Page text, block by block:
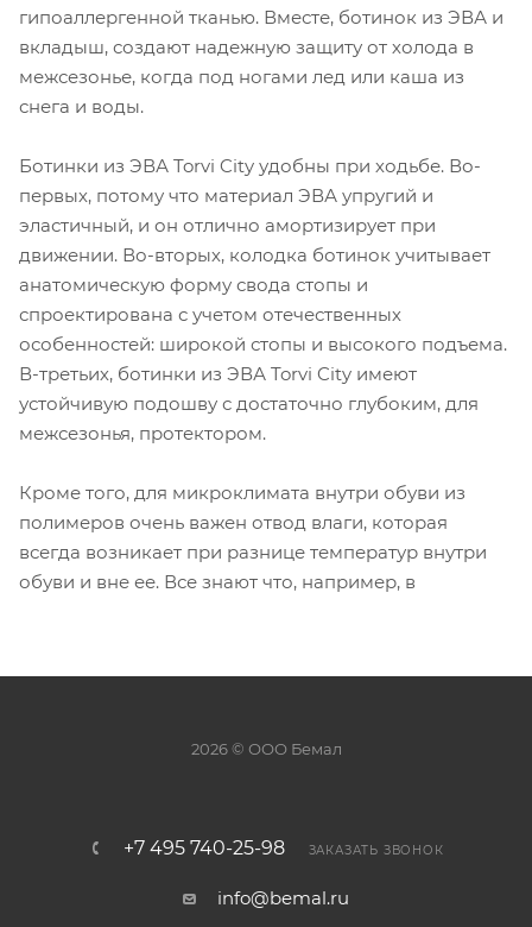
гипоаллергенной тканью. Вместе, ботинок из ЭВА и
вкладыш, создают надежную защиту от холода в
межсезонье, когда под ногами лед или каша из
снега и воды.
Ботинки из ЭВА Torvi City удобны при ходьбе. Во-
первых, потому что материал ЭВА упругий и
эластичный, и он отлично амортизирует при
движении. Во-вторых, колодка ботинок учитывает
анатомическую форму свода стопы и
спроектирована с учетом отечественных
особенностей: широкой стопы и высокого подъема.
В-третьих, ботинки из ЭВА Torvi City имеют
устойчивую подошву с достаточно глубоким, для
межсезонья, протектором.
Кроме того, для микроклимата внутри обуви из
полимеров очень важен отвод влаги, которая
всегда возникает при разнице температур внутри
обуви и вне ее. Все знают что, например, в
2026 © ООО Бемал
+7 495 740-25-98 ЗАКАЗАТЬ ЗВОНОК
info@bemal.ru